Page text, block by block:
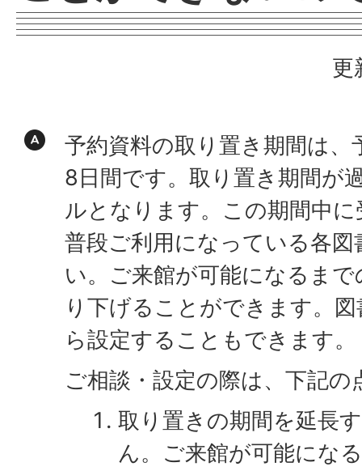
更
予約資料の取り置き期間は、
8日間です。取り置き期間が
ルとなります。この期間中
普段ご利用になっている各
い。ご来館が可能になるま
り下げることができます。
ら設定することもできます。
ご相談・設定の際は、下記
取り置きの期間を延長
ん。ご来館が可能にな